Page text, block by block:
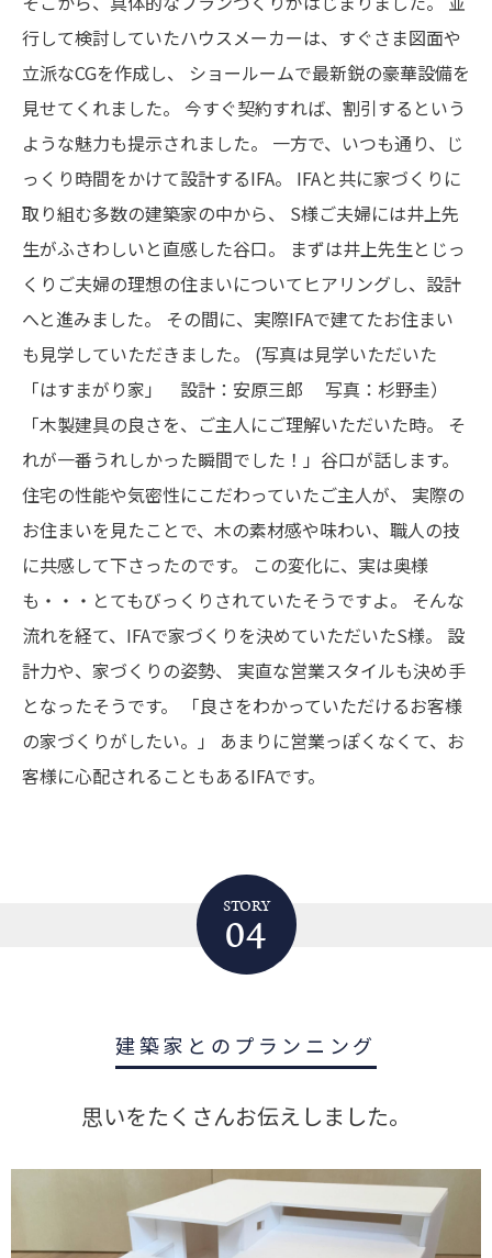
行して検討していたハウスメーカーは、すぐさま図面や
立派なCGを作成し、
ショールームで最新鋭の豪華設備を
見せてくれました。 今すぐ契約すれば、割引するという
ような魅力も提示されました。
一方で、いつも通り、じ
っくり時間をかけて設計するIFA。
IFAと共に家づくりに
取り組む多数の建築家の中から、
S様ご夫婦には井上先
生がふさわしいと直感した谷口。
まずは井上先生とじっ
くりご夫婦の理想の住まいについてヒアリングし、設計
へと進みました。
その間に、実際IFAで建てたお住まい
も見学していただきました。
(写真は見学いただいた
「はすまがり家」 設計：安原三郎 写真：杉野圭）
「木製建具の良さを、ご主人にご理解いただいた時。
そ
れが一番うれしかった瞬間でした！」谷口が話します。
住宅の性能や気密性にこだわっていたご主人が、
実際の
お住まいを見たことで、木の素材感や味わい、職人の技
に共感して下さったのです。
この変化に、実は奥様
も・・・とてもびっくりされていたそうですよ。
そんな
流れを経て、IFAで家づくりを決めていただいたS様。
設
計力や、家づくりの姿勢、 実直な営業スタイルも決め手
となったそうです。
「良さをわかっていただけるお客様
の家づくりがしたい。」
あまりに営業っぽくなくて、お
客様に心配されることもあるIFAです。
STORY
04
建築家とのプランニング
思いをたくさんお伝えしました。